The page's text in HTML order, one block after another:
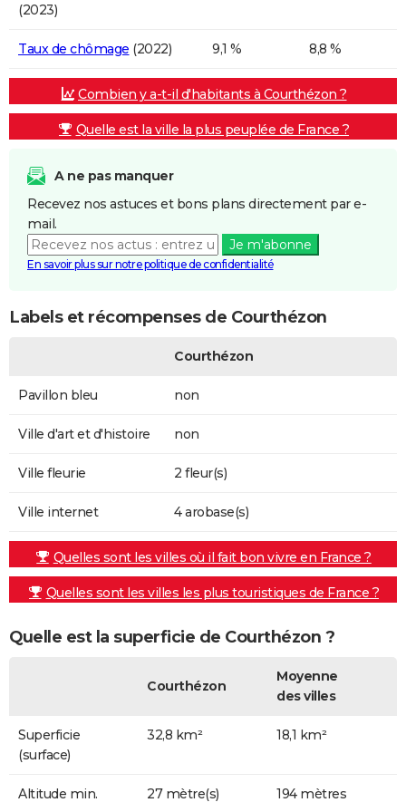
(2023)
Taux de chômage (2022) 9,1 % 8,8 %
Combien y a-t-il d'habitants à Courthézon ?
Quelle est la ville la plus peuplée de France ?
A ne pas manquer
Recevez nos astuces et bons plans directement par e-
mail.
Je m'abonne
En savoir plus sur notre politique de confidentialité
Labels et récompenses de Courthézon
Courthézon
Pavillon bleu non
Ville d'art et d'histoire non
Ville fleurie 2 fleur(s)
Ville internet 4 arobase(s)
Quelles sont les villes où il fait bon vivre en France ?
Quelles sont les villes les plus touristiques de France ?
Quelle est la superficie de Courthézon ?
Courthézon
Moyenne
des villes
Superficie
(surface)
32,8 km² 18,1 km²
Altitude min. 27 mètre(s) 194 mètres